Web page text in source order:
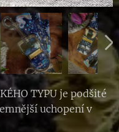
TYPU je podšité
uchopení v